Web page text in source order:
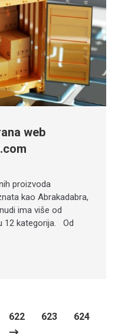
web
proizvoda
kao Abrakadabra,
ima više od
12 kategorija. Od
622 623
624